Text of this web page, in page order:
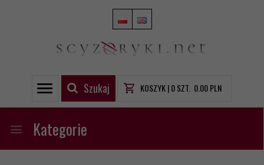
Szukaj KOSZYK |0SZT. 0.00PLN
Kategorie